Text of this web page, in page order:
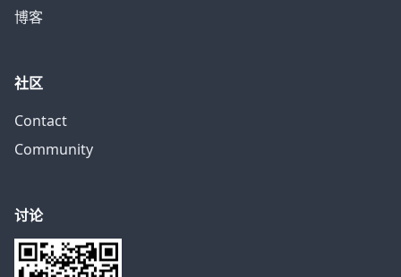
博客
社区
Contact
Community
讨论